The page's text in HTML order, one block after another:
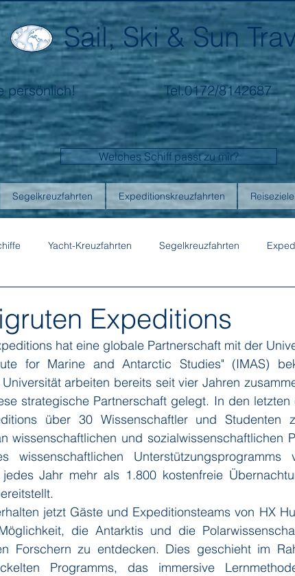
Sail, Ski & Sun
persönlich! Tel.0172/8142687
Welches Schiff passt zu mir?
Segelkreuzfahrten Expeditionskreuzfahrten Reiseziele
Yacht-Kreuzfahrten Segelkreuzfahrten
Orient Express
Seven Seas Cruises Running on Waves Sailing-
Yacht Club Silhouette Cruises Silversea Star
Expeditions
hat eine globale Partnerschaft mit der
for Marine and Antarctic Studies" (IMAS)
arbeiten bereits seit vier Jahren
strategische Partnerschaft gelegt. In den
über 30 Wissenschaftler und Studenten
wissenschaftlichen und sozialwissenschaftlichen
Unterstützungsprogramms
Jahr mehr als 1.800 kostenfreie
jetzt Gäste und Expeditionsteams von HX
die Antarktis und die
Forschern zu entdecken. Dies geschieht im
Programms, das immersive